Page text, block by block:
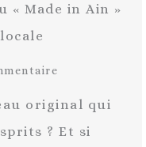
« Made in Ain »
original qui
? Et si